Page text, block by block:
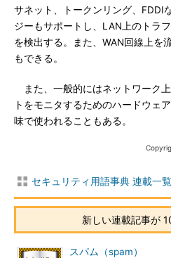
サネット、トークンリング、FDDI
ジーもサポートし、LAN上のトラ
を検出する。また、WAN回線上を
もできる。
また、一般的にはネットワーク
トをモニタするためのハードウェ
味で使われることもある。
セキュリティ用語事典 連載一覧
新しい連載記事が
スパム（spam）